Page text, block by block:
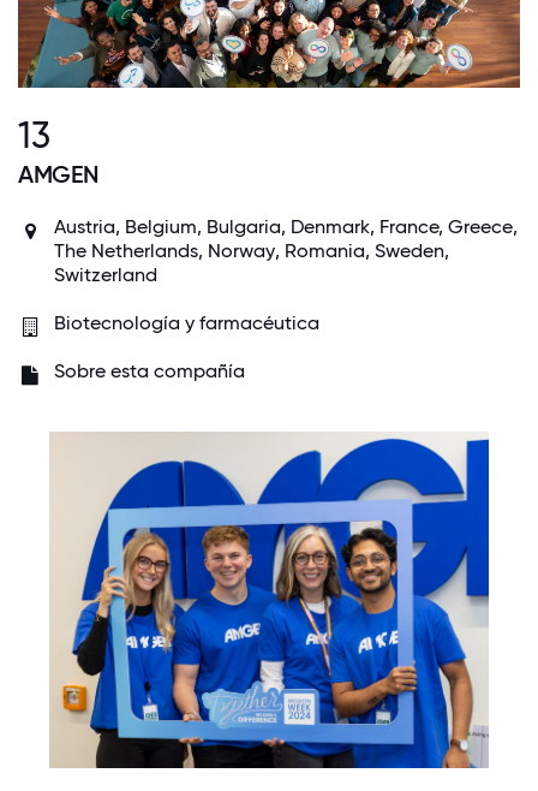
13
AMGEN
Austria, Belgium, Bulgaria, Denmark, France, Greece,
The Netherlands, Norway, Romania, Sweden,
Switzerland
Biotecnología y farmacéutica
Sobre esta compañía